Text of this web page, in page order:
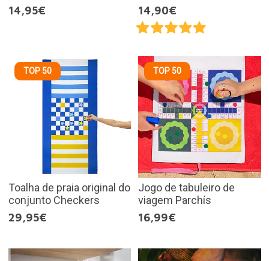
14,95€
14,90€
TOP 50
Toalha de praia original do
conjunto Checkers
29,95€
TOP 50
Jogo de tabuleiro de
viagem Parchís
16,99€